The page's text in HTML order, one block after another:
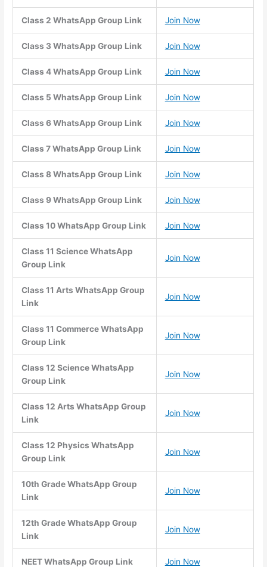
Class 2 WhatsApp Group Link Join Now
Class 3 WhatsApp Group Link Join Now
Class 4 WhatsApp Group Link Join Now
Class 5 WhatsApp Group Link Join Now
Class 6 WhatsApp Group Link Join Now
Class 7 WhatsApp Group Link Join Now
Class 8 WhatsApp Group Link Join Now
Class 9 WhatsApp Group Link Join Now
Class 10 WhatsApp Group Link Join Now
Class 11 Science WhatsApp
Group Link
Join Now
Class 11 Arts WhatsApp Group
Link
Join Now
Class 11 Commerce WhatsApp
Group Link
Join Now
Class 12 Science WhatsApp
Group Link
Join Now
Class 12 Arts WhatsApp Group
Link
Join Now
Class 12 Physics WhatsApp
Group Link
Join Now
10th Grade WhatsApp Group
Link
Join Now
12th Grade WhatsApp Group
Link
Join Now
NEET WhatsApp Group Link Join Now